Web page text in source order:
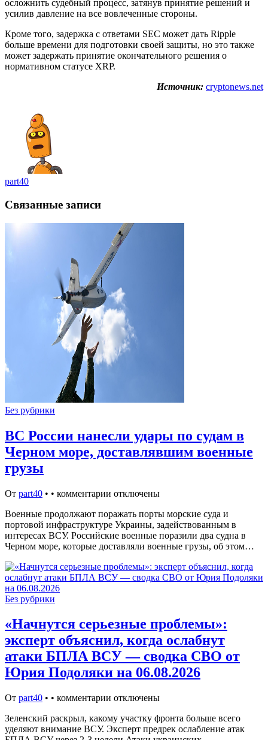
осложнить судебный процесс, затянув принятие решений и
усилив давление на все вовлеченные стороны.
Кроме того, задержка с ответами SEC может дать Ripple
больше времени для подготовки своей защиты, но это также
может задержать принятие окончательного решения о
нормативном статусе XRP.
Источник: cryptonews.net
part40
Связанные записи
Без рубрики
ВС России нанесли удары по судам в
Черном море, доставлявшим военные
грузы
От part40 • • комментарии отключены
Военные продолжают поражать порты морские суда и
портовой инфраструктуре Украины, задействованным в
интересах ВСУ. Российские военные поразили два судна в
Черном море, которые доставляли военные грузы, об этом…
Без рубрики
«Начнутся серьезные проблемы»:
эксперт объяснил, когда ослабнут
атаки БПЛА ВСУ — сводка СВО от
Юрия Подоляки на 06.08.2026
От part40 • • комментарии отключены
Зеленский раскрыл, какому участку фронта больше всего
уделяют внимание ВСУ. Эксперт предрек ослабление атак